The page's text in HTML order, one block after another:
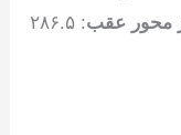
محور عقب : ۲۸۶.۵